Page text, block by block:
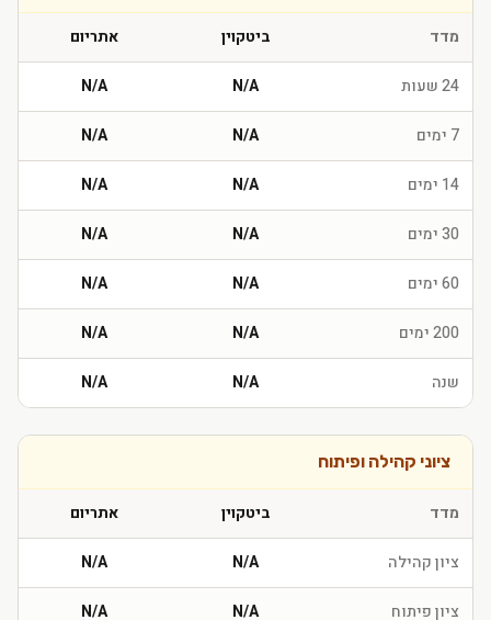
מדד ביטקוין אתריום
24 שעות N/A
N/A
7 ימים N/A
N/A
14 ימים N/A
N/A
30 ימים N/A
N/A
60 ימים N/A
N/A
200 ימים N/A
N/A
שנה N/A
N/A
ציוני קהילה ופיתוח
מדד ביטקוין אתריום
ציון קהילה N/A
N/A
ציון פיתוח N/A
N/A